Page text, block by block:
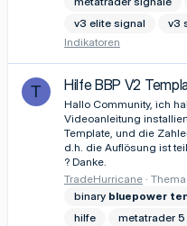
v3 elite signal
v3
Indikatoren
T Hilfe BBP V2
Hallo Community, ich
Videoanleitung
Template, und die
d.h. die Auflösung ist
? Danke.
TradeHurricane Thema
binary bluepower
hilfe
metatrader 5